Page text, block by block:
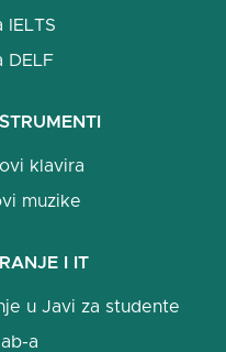
IELTS
DELF
klavira
muzike
I IT
u Javi za studente
a